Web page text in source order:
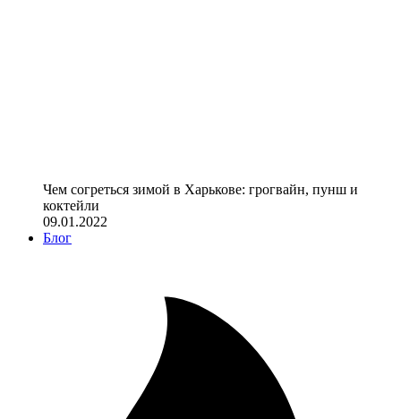
Чем согреться зимой в Харькове: грогвайн, пунш и
коктейли
09.01.2022
Блог